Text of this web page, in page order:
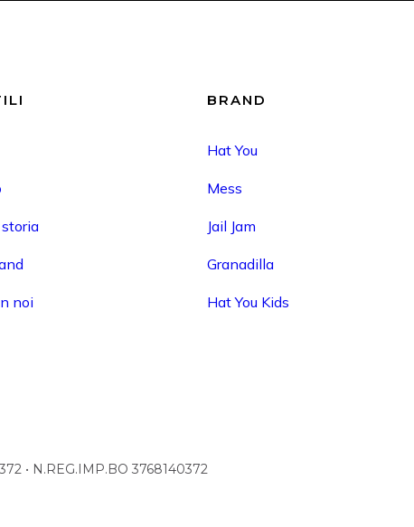
noi
BRAND
Hat You
Mess
Jail Jam
Granadilla
Hat You Kids
• N.REG.IMP.BO 3768140372